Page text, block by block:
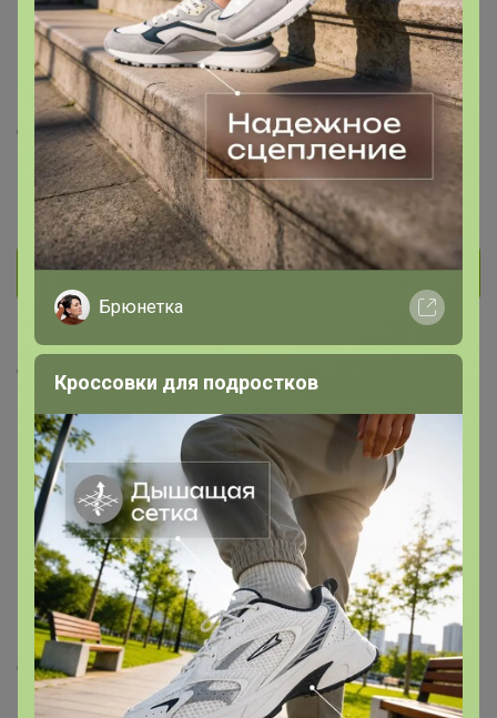
75 63 4 48
На сайте 9 апреля, 2026 13:10
День рождения 01 июля
Красноярск
В клубе с 10 марта 2016 г.
Личное сообщение
Скопировать ссылку
Медали
Номинировать на медаль
Будьте первым!
Подпись
С уважением Shulman
Брюнетка
Кроссовки для подростков